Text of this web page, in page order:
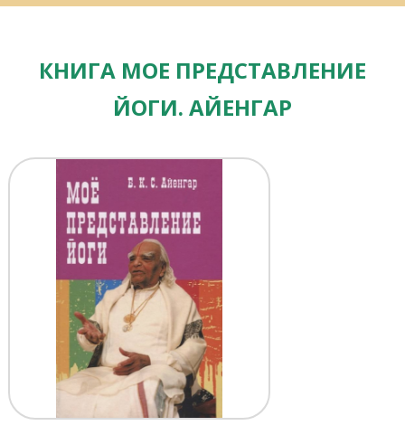
КНИГА МОЕ ПРЕДСТАВЛЕНИЕ
ЙОГИ. АЙЕНГАР